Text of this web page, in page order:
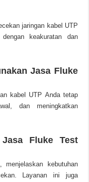
jaringan kabel UTP
keakuratan dan
Jasa Fluke
kabel UTP Anda tetap
dan meningkatkan
Fluke Test
menjelaskan kebutuhan
Layanan ini juga